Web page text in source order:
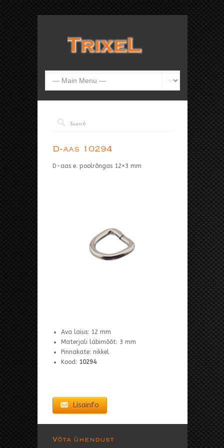
D-aas 10294
D-aas e. poolrõngas 12×3 mm
Ava laius: 12 mm
Materjali läbimõõt: 3 mm
Pinnakate: nikkel
Kood: 10294
Lisainfo
Võta ühendust